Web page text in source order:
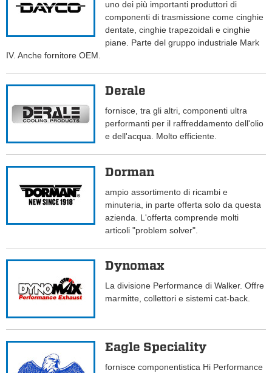
uno dei più importanti produttori di
componenti di trasmissione come cinghie
dentate, cinghie trapezoidali e cinghie
piane. Parte del gruppo industriale Mark
IV. Anche fornitore OEM.
Derale
fornisce, tra gli altri, componenti ultra
performanti per il raffreddamento dell'olio
e dell'acqua. Molto efficiente.
Dorman
ampio assortimento di ricambi e
minuteria, in parte offerta solo da questa
azienda. L'offerta comprende molti
articoli "problem solver".
Dynomax
La divisione Performance di Walker. Offre
marmitte, collettori e sistemi cat-back.
Eagle Speciality
fornisce componentistica Hi Performance